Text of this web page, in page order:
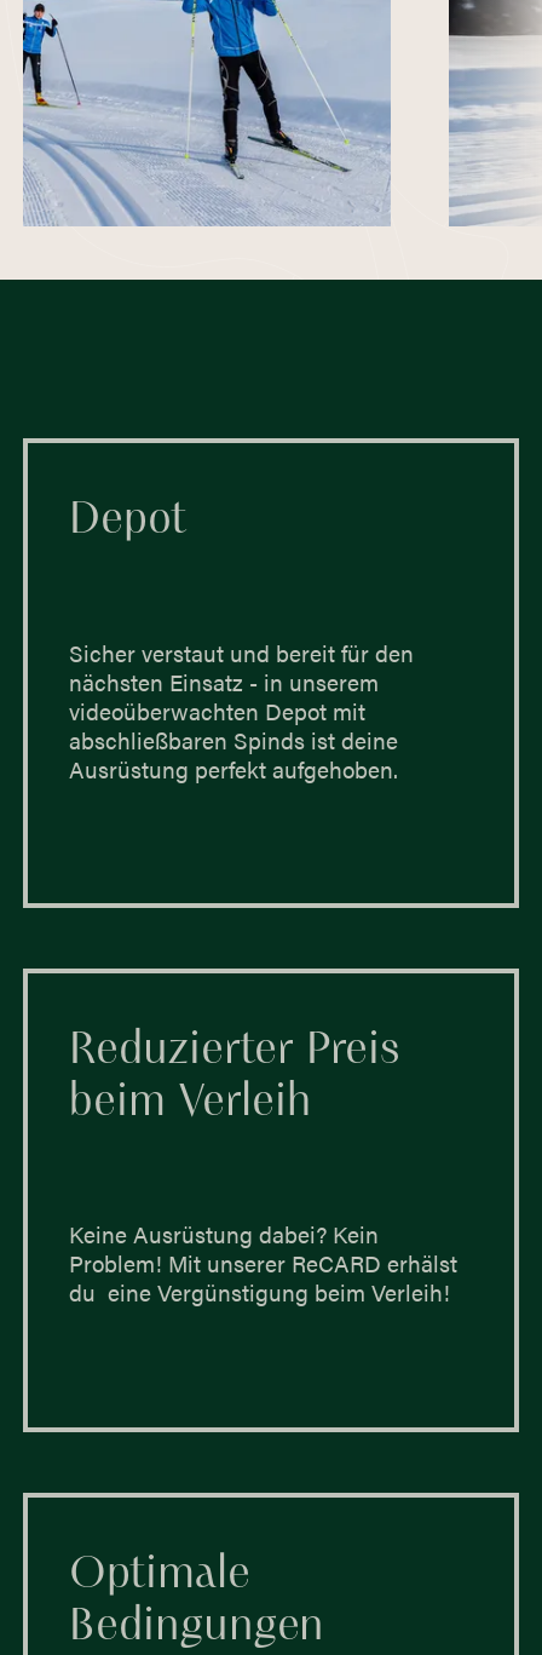
Depot
Sicher verstaut und bereit für den
nächsten Einsatz - in unserem
videoüberwachten Depot mit
abschließbaren Spinds ist deine
Ausrüstung perfekt aufgehoben.
Reduzierter Preis
beim Verleih
Keine Ausrüstung dabei? Kein
Problem! Mit unserer ReCARD erhälst
du eine Vergünstigung beim Verleih!
Optimale
Bedingungen